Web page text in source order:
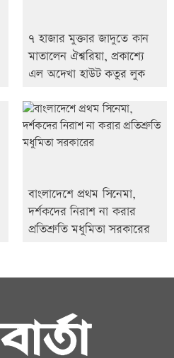
৭ হাজার মুক্তার জাদুতে কান
মাতালেন ঐশ্বরিয়া, প্রকাশ্যে
এল অদেখা হাউট কতুর লুক
বাংলাদেশে প্রথম সিনেমা,
দর্শকদের নিরাশ না করার
প্রতিশ্রুতি মধুমিতা সরকারের